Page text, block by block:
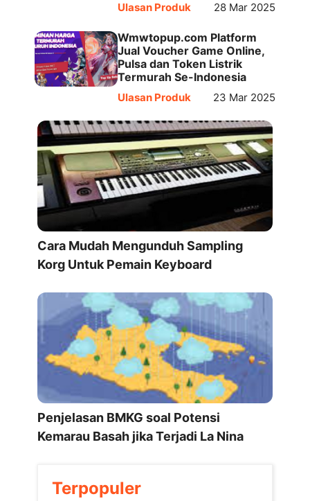
Ulasan Produk 28 Mar 2025
Wmwtopup.com Platform
Jual Voucher Game Online,
Pulsa dan Token Listrik
Termurah Se-Indonesia
Ulasan Produk 23 Mar 2025
Cara Mudah Mengunduh Sampling
Korg Untuk Pemain Keyboard
Penjelasan BMKG soal Potensi
Kemarau Basah jika Terjadi La Nina
Terpopuler